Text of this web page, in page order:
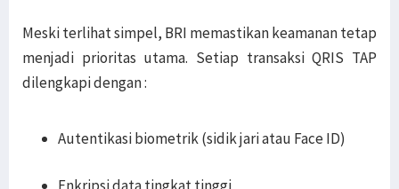
Meski terlihat simpel, BRI memastikan keamanan tetap
menjadi prioritas utama. Setiap transaksi QRIS TAP
dilengkapi dengan :
Autentikasi biometrik (sidik jari atau Face ID)